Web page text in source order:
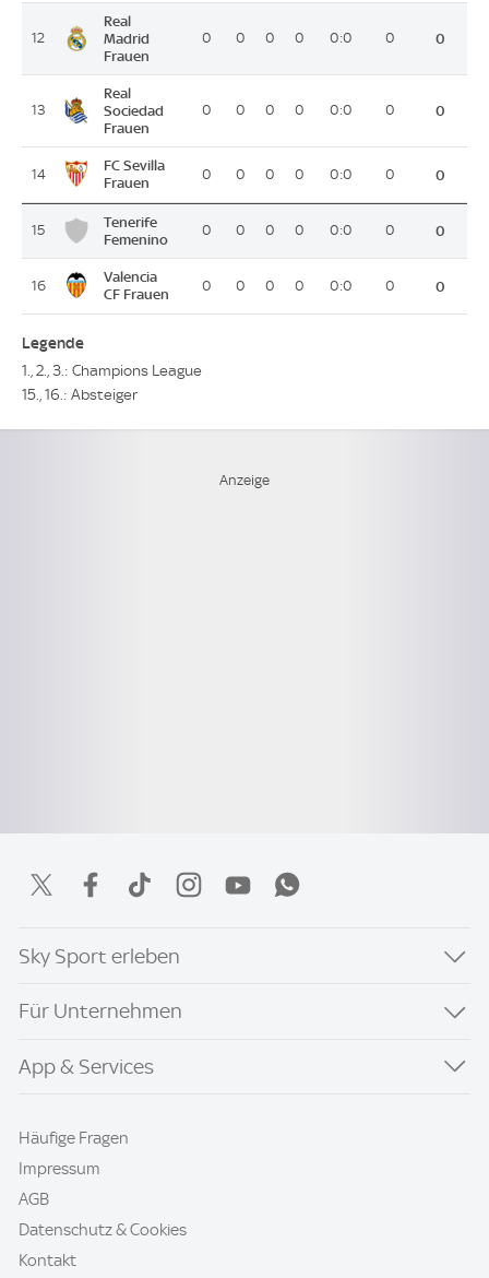
12
Real
Madrid
Frauen
0 0 0 0 0:0 0 0
13
Real
Sociedad
Frauen
0 0 0 0 0:0 0 0
14
FC Sevilla
Frauen
0 0 0 0 0:0 0 0
15
Tenerife
Femenino
0 0 0 0 0:0 0 0
16
Valencia
CF Frauen
0 0 0 0 0:0 0 0
Legende
1., 2., 3.: Champions League
15., 16.: Absteiger
Sky Sport erleben
Für Unternehmen
App & Services
Häufige Fragen
Impressum
AGB
Datenschutz & Cookies
Kontakt